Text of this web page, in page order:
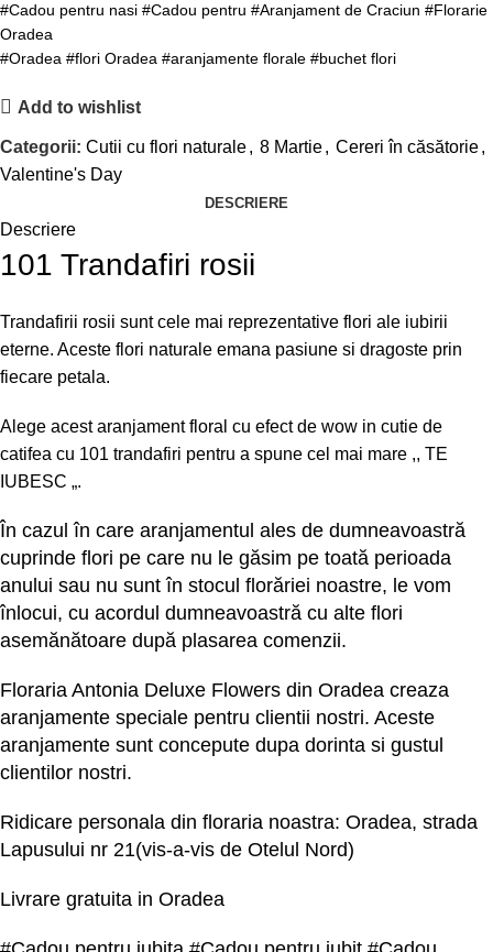
#Cadou pentru nasi #Cadou pentru #Aranjament de Craciun #Florarie
Oradea
#Oradea #flori Oradea #aranjamente florale #buchet flori
Add to wishlist
Categorii: Cutii cu flori naturale, 8 Martie, Cereri în căsătorie,
Valentine's Day
DESCRIERE
Descriere
101 Trandafiri rosii
Trandafirii rosii sunt cele mai reprezentative flori ale iubirii
eterne. Aceste flori naturale emana pasiune si dragoste prin
fiecare petala.
Alege acest aranjament floral cu efect de wow in cutie de
catifea cu 101 trandafiri pentru a spune cel mai mare ,, TE
IUBESC „.
În cazul în care aranjamentul ales de dumneavoastră
cuprinde flori pe care nu le găsim pe toată perioada
anului sau nu sunt în stocul florăriei noastre, le vom
înlocui, cu acordul dumneavoastră cu alte flori
asemănătoare după plasarea comenzii.
Floraria Antonia Deluxe Flowers din Oradea creaza
aranjamente speciale pentru clientii nostri. Aceste
aranjamente sunt concepute dupa dorinta si gustul
clientilor nostri.
Ridicare personala din floraria noastra: Oradea, strada
Lapusului nr 21(vis-a-vis de Otelul Nord)
Livrare gratuita in Oradea